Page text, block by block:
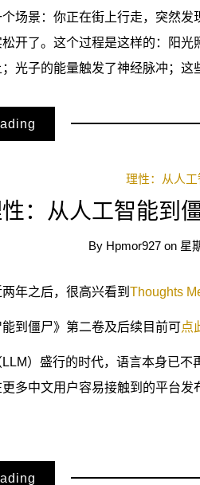
场景：你正在街上行走，突然
开了。这个过程是这样的：阳
光子的能量触发了神经脉冲；这
理性：从人
性：从人工智能到
By Hpmor927 on 星
年之后，很高兴看到 Thoughts
能到僵尸》第二卷及后续目前可点
）盛行的时代，语言本身已
多中文用户容易接触到的平台发